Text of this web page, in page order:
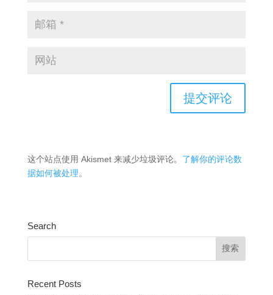
这个站点使用 Akismet 来减少垃圾评论。 了解你的评论数
据如何被处理。
Search
Recent Posts